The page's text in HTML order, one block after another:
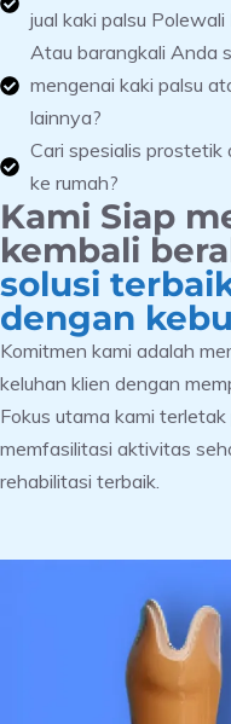
jual kaki palsu Polewali
Atau barangkali Anda
mengenai kaki palsu
lainnya?
Cari spesialis prostetik
ke rumah?
Kami Siap
kembali
solusi
dengan
Komitmen kami adalah
keluhan klien dengan
Fokus utama kami
memfasilitasi aktivitas
rehabilitasi terbaik.